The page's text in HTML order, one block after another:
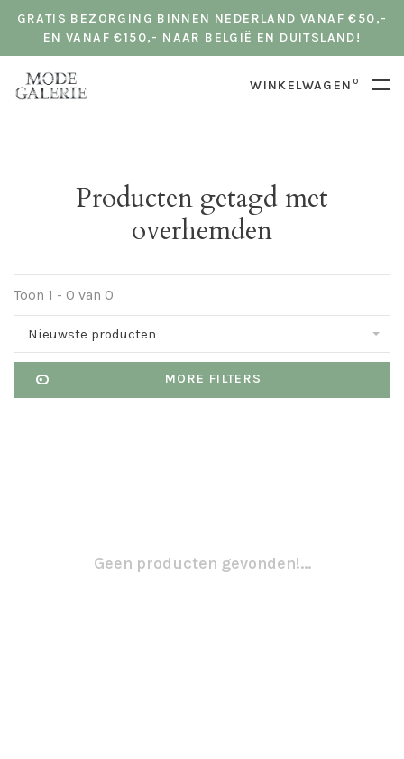
GRATIS BEZORGING BINNEN NEDERLAND VANAF €50,-
EN VANAF €150,- NAAR BELGIË EN DUITSLAND!
WINKELWAGEN 0
Producten getagd met
overhemden
Toon 1 - 0 van 0
Nieuwste producten
MORE FILTERS
Geen producten gevonden!...